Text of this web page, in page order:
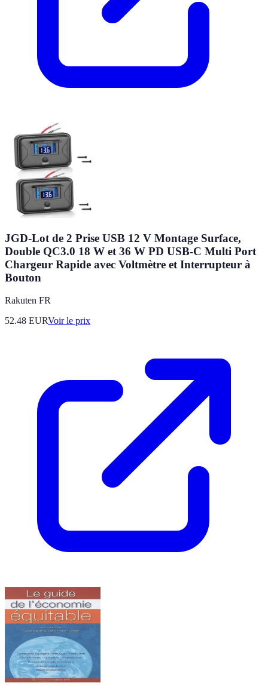
JGD-Lot de 2 Prise USB 12 V Montage Surface,
Double QC3.0 18 W et 36 W PD USB-C Multi Port
Chargeur Rapide avec Voltmètre et Interrupteur à
Bouton
Rakuten FR
52.48 EURVoir le prix